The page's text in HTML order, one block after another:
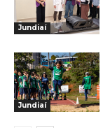
Jundiaí
Jundiaí